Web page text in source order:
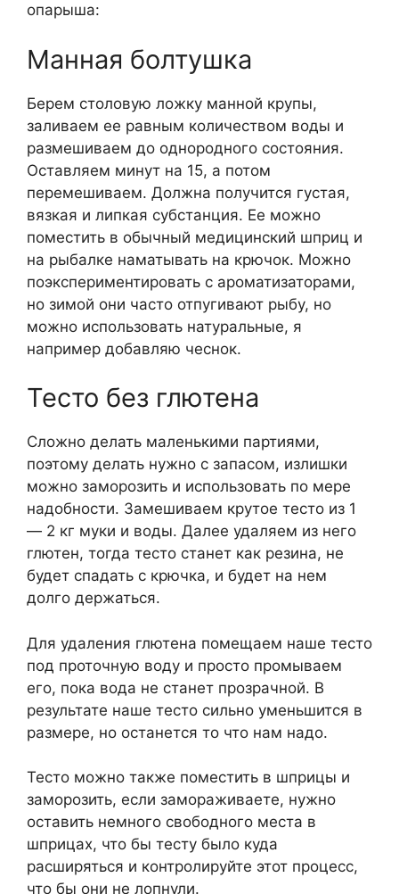
опарыша:
Манная болтушка
Берем столовую ложку манной крупы,
заливаем ее равным количеством воды и
размешиваем до однородного состояния.
Оставляем минут на 15, а потом
перемешиваем. Должна получится густая,
вязкая и липкая субстанция. Ее можно
поместить в обычный медицинский шприц и
на рыбалке наматывать на крючок. Можно
поэкспериментировать с ароматизаторами,
но зимой они часто отпугивают рыбу, но
можно использовать натуральные, я
например добавляю чеснок.
Тесто без глютена
Сложно делать маленькими партиями,
поэтому делать нужно с запасом, излишки
можно заморозить и использовать по мере
надобности. Замешиваем крутое тесто из 1
— 2 кг муки и воды. Далее удаляем из него
глютен, тогда тесто станет как резина, не
будет спадать с крючка, и будет на нем
долго держаться.
Для удаления глютена помещаем наше тесто
под проточную воду и просто промываем
его, пока вода не станет прозрачной. В
результате наше тесто сильно уменьшится в
размере, но останется то что нам надо.
Тесто можно также поместить в шприцы и
заморозить, если замораживаете, нужно
оставить немного свободного места в
шприцах, что бы тесту было куда
расширяться и контролируйте этот процесс,
что бы они не лопнули.